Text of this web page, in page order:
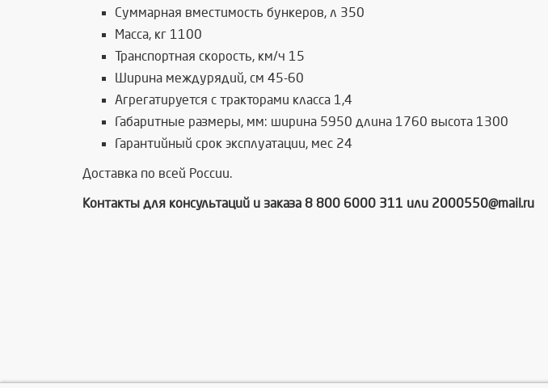
Суммарная вместимость бункеров, л 350
Масса, кг 1100
Транспортная скорость, км/ч 15
Ширина междурядий, см 45-60
Агрегатируется с тракторами класса 1,4
Габаритные размеры, мм: ширина 5950 длина 1760 высота 1300
Гарантийный срок эксплуатации, мес 24
Доставка по всей России.
Контакты для консультаций и заказа 8 800 6000 311 или 2000550@mail.ru